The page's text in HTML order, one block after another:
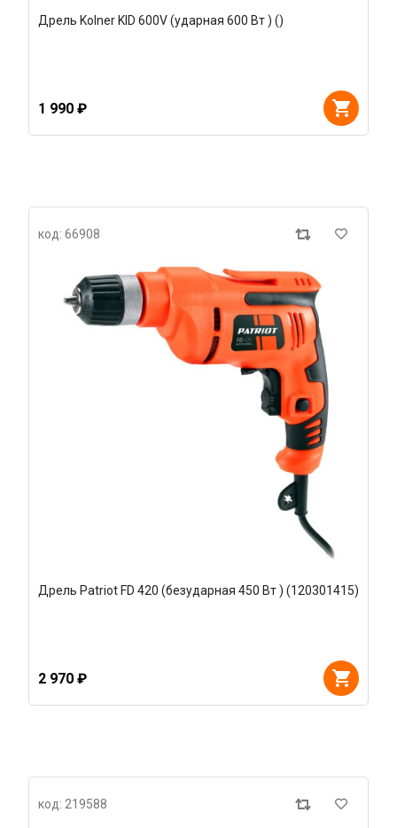
Дрель Kolner KID 600V (ударная 600 Вт ) ()
1 990 ₽
код: 66908
Дрель Patriot FD 420 (безударная 450 Вт ) (120301415)
2 970 ₽
код: 219588